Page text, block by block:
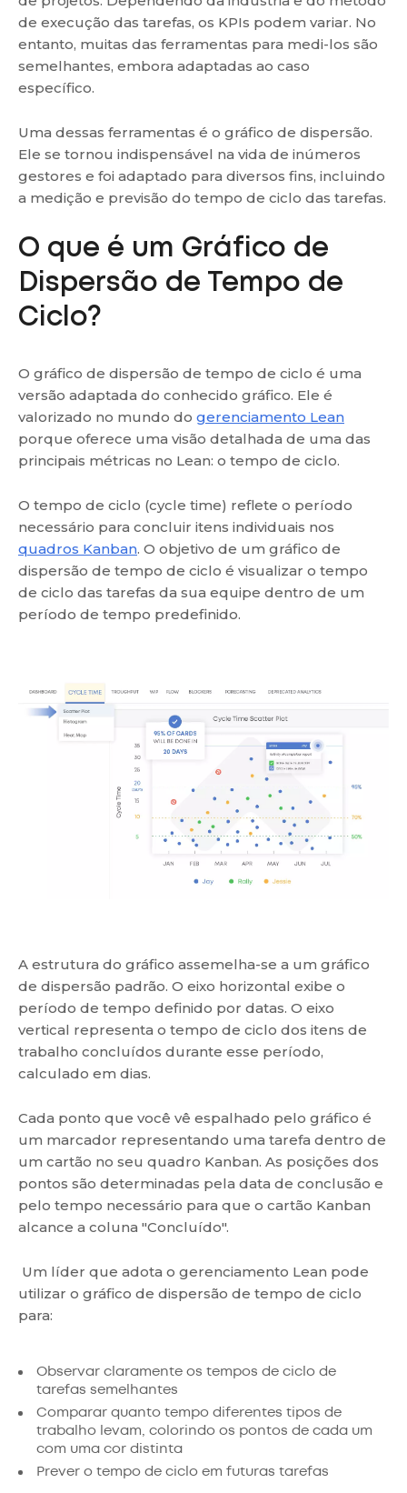
de execução das tarefas, os KPIs podem variar. No
entanto, muitas das ferramentas para medi-los são
semelhantes, embora adaptadas ao caso
específico.
Uma dessas ferramentas é o gráfico de dispersão.
Ele se tornou indispensável na vida de inúmeros
gestores e foi adaptado para diversos fins, incluindo
a medição e previsão do tempo de ciclo das tarefas.
O que é um Gráfico de
Dispersão de Tempo de
Ciclo?
O gráfico de dispersão de tempo de ciclo é uma
versão adaptada do conhecido gráfico. Ele é
valorizado no mundo do gerenciamento Lean
porque oferece uma visão detalhada de uma das
principais métricas no Lean: o tempo de ciclo.
O tempo de ciclo (cycle time) reflete o período
necessário para concluir itens individuais nos
quadros Kanban. O objetivo de um gráfico de
dispersão de tempo de ciclo é visualizar o tempo
de ciclo das tarefas da sua equipe dentro de um
período de tempo predefinido.
A estrutura do gráfico assemelha-se a um gráfico
de dispersão padrão. O eixo horizontal exibe o
período de tempo definido por datas. O eixo
vertical representa o tempo de ciclo dos itens de
trabalho concluídos durante esse período,
calculado em dias.
Cada ponto que você vê espalhado pelo gráfico é
um marcador representando uma tarefa dentro de
um cartão no seu quadro Kanban. As posições dos
pontos são determinadas pela data de conclusão e
pelo tempo necessário para que o cartão Kanban
alcance a coluna "Concluído".
Um líder que adota o gerenciamento Lean pode
utilizar o gráfico de dispersão de tempo de ciclo
para:
Observar claramente os tempos de ciclo de
tarefas semelhantes
Comparar quanto tempo diferentes tipos de
trabalho levam, colorindo os pontos de cada um
com uma cor distinta
Prever o tempo de ciclo em futuras tarefas